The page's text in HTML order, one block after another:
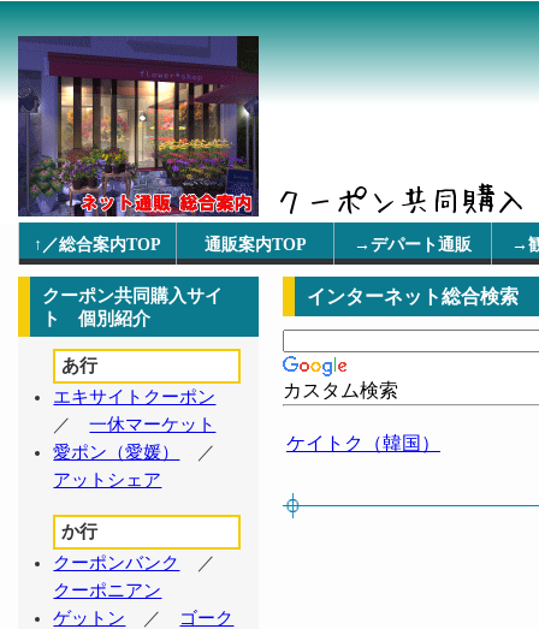
↑／総合案内TOP 通販案内TOP →デパート通販 →
インターネット総合検索
カスタム検索
ケイトク（韓国）
クーポン共同購入サイ
ト 個別紹介
あ行
エキサイトクーポン
／一休マーケット
愛ポン（愛媛）
／
アットシェア
か行
クーポンバンク
／
クーポニアン
ゲットン ／ ゴーク